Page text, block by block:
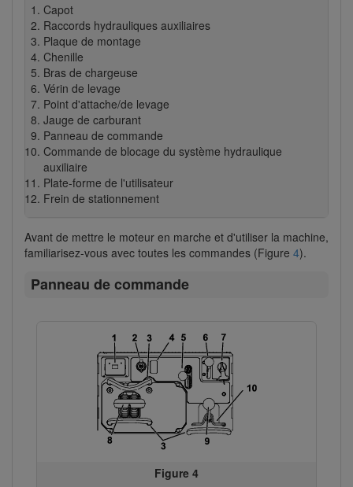
Capot
Raccords hydrauliques auxiliaires
Plaque de montage
Chenille
Bras de chargeuse
Vérin de levage
Point d'attache/de levage
Jauge de carburant
Panneau de commande
Commande de blocage du système hydraulique
auxiliaire
Plate-forme de l'utilisateur
Frein de stationnement
Avant de mettre le moteur en marche et d'utiliser la machine,
familiarisez-vous avec toutes les commandes (Figure 4).
Panneau de commande
Figure 4